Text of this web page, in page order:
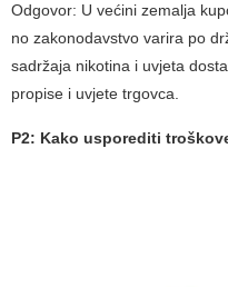
Odgovor: U većini zemalja
no zakonodavstvo varira po
sadržaja nikotina i uvjeta
propise i uvjete trgovca.
P2: Kako usporediti